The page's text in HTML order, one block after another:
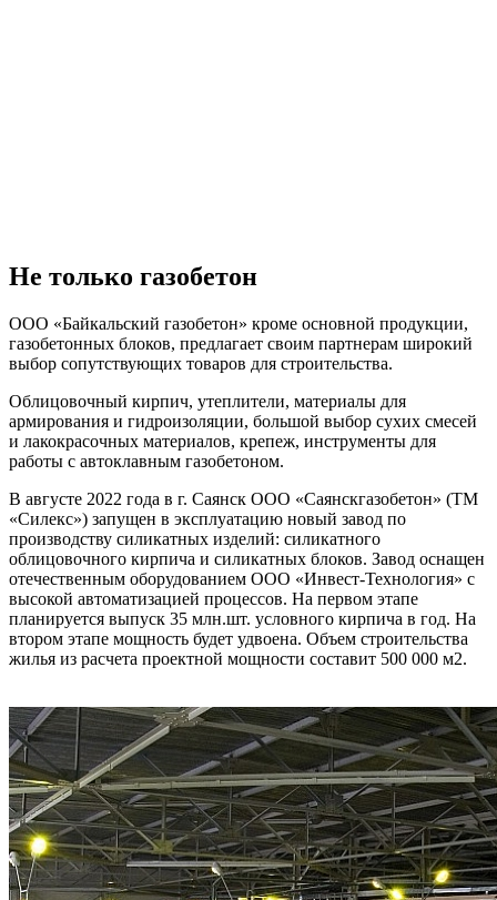
Не только газобетон
ООО «Байкальский газобетон» кроме основной продукции,
газобетонных блоков, предлагает своим партнерам широкий
выбор сопутствующих товаров для строительства.
Облицовочный кирпич, утеплители, материалы для
армирования и гидроизоляции, большой выбор сухих смесей
и лакокрасочных материалов, крепеж, инструменты для
работы с автоклавным газобетоном.
В августе 2022 года в г. Саянск ООО «Саянскгазобетон» (ТМ
«Силекс») запущен в эксплуатацию новый завод по
производству силикатных изделий: силикатного
облицовочного кирпича и силикатных блоков. Завод оснащен
отечественным оборудованием ООО «Инвест-Технология» с
высокой автоматизацией процессов. На первом этапе
планируется выпуск 35 млн.шт. условного кирпича в год. На
втором этапе мощность будет удвоена. Объем строительства
жилья из расчета проектной мощности составит 500 000 м2.